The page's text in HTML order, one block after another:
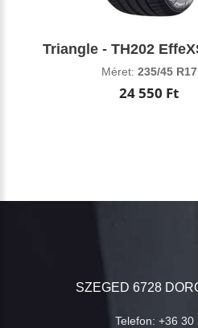
Triangle - TH202
Méret: 235/45 R17
24 550 Ft
SZEGED 6728
Telefon: +36 30